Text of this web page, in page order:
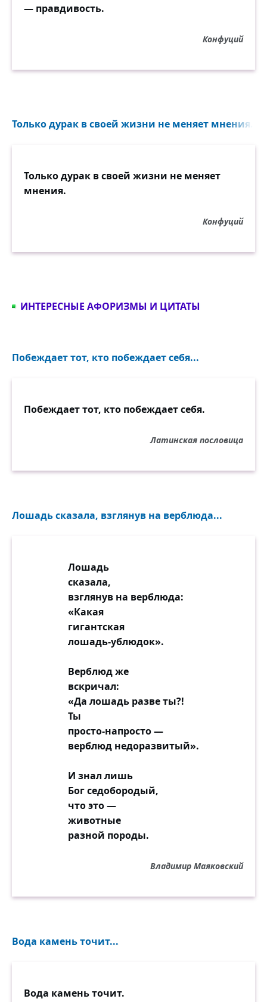
— правдивость.
Конфуций
Только дурак в своей жизни не меняет мнения...
Только дурак в своей жизни не меняет
мнения.
Конфуций
ИНТЕРЕСНЫЕ АФОРИЗМЫ И ЦИТАТЫ
Побеждает тот, кто побеждает себя...
Побеждает тот, кто побеждает себя.
Латинская пословица
Лошадь сказала, взглянув на верблюда...
Лошадь
сказала,
взглянув на верблюда:
«Какая
гигантская
лошадь-ублюдок».
Верблюд же
вскричал:
«Да лошадь разве ты?!
Ты
просто-напросто —
верблюд недоразвитый».
И знал лишь
Бог седобородый,
что это —
животные
разной породы.
Владимир Маяковский
Вода камень точит...
Вода камень точит.